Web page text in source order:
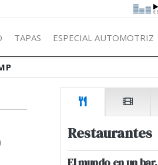
TAPAS ESPECIAL AUTOMOTRIZ
Restaurantes